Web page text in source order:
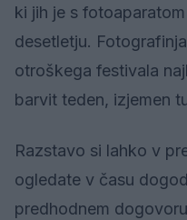
ki jih je s
desetletju.
otroškega festivala
barvit teden, izjemen
Razstavo si lahko v
ogledate v času
predhodnem